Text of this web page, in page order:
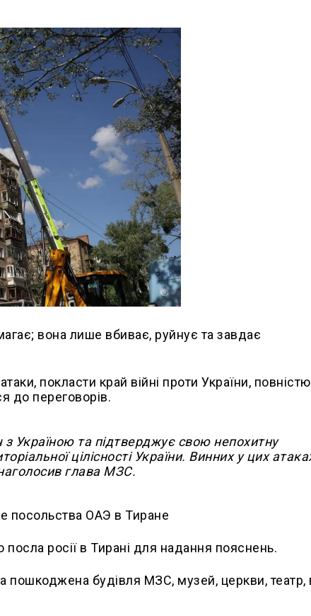
вона лише вбиває, руйнує та завдає
покласти край війні проти України, повністю
до переговорів.
з Україною та підтверджує свою непохитну
цілісності України. Винних у цих
глава МЗС.
посла росії в Тирані для надання пояснень.
пошкоджена будівля МЗС, музей, церкви, театр,